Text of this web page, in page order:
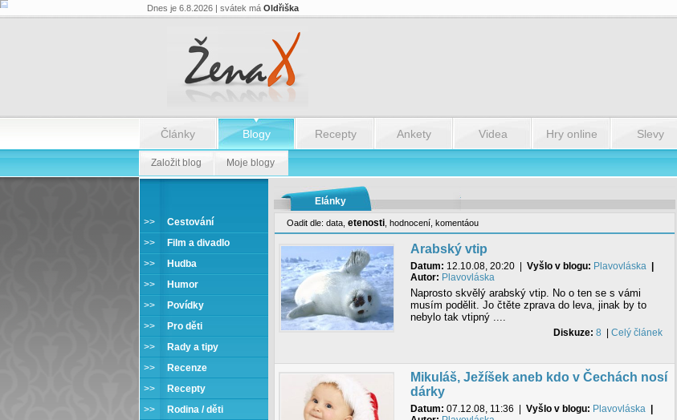
Dnes je 6.8.2026 | svátek má Oldřiška
Články Blogy Recepty Ankety Videa Hry online Slevy
Založit blog Moje blogy
>> Cestování
>>
Film a divadlo
>>
Hudba
>>
Humor
>>
Povídky
>>
Pro děti
>>
Rady a tipy
>>
Recenze
>>
Recepty
>>
Rodina / děti
Elánky
Humor
Oadit dle: data, etenosti, hodnocení, komentáou
Arabský vtip
Datum: 12.10.08, 20:20| Vyšlo v blogu: Plavovláska|
Autor: Plavovláska
Naprosto skvělý arabský vtip. No o ten se s vámi
musím podělit. Jo čtěte zprava do leva, jinak by to
nebylo tak vtipný ....
Celý článek
Diskuze: 8
Mikuláš, Ježíšek aneb kdo v Čechách nosí
dárky
Datum: 07.12.08, 11:36 Vyšlo v blogu: Plavovláska|